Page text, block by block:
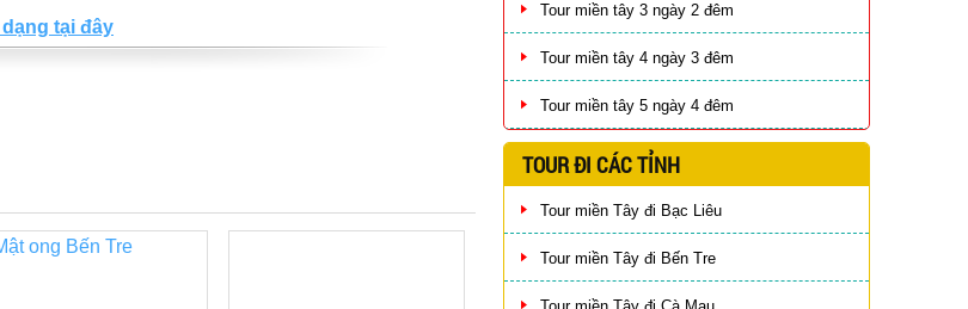
tại đây
Tour miền tây 3 ngày 2 đêm
Tour miền tây 4 ngày 3 đêm
Tour miền tây 5 ngày 4 đêm
TOUR ĐI CÁC TỈNH
Tour miền Tây đi Bạc Liêu
Tour miền Tây đi Bến Tre